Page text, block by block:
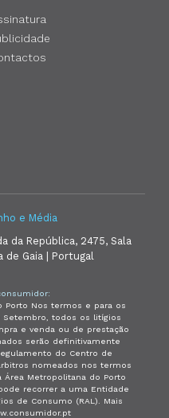
e Média
da República, 2475, Sala
Gaia | Portugal
Porto Nos termos e para os
Setembro, todos os litígios
e venda ou de prestação
serão definitivamente
do Centro de
nomeados nos termos
Metropolitana do Porto
recorrer a uma Entidade
de Consumo (RAL). Mais